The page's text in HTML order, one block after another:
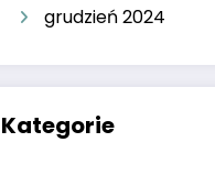
grudzień 2024
Kategorie